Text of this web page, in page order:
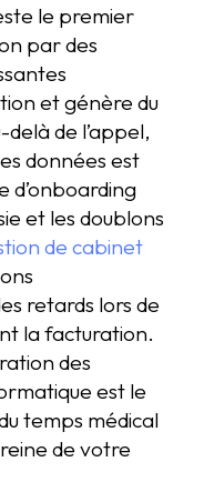
le premier
par des
et génère du
de l’appel,
données est
d’onboarding
et les doublons
de cabinet
retards lors de
la facturation.
des
est le
temps médical
de votre